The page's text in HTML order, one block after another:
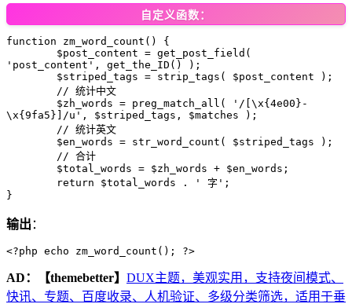
自定义函数：
function zm_word_count() {
'post_content', get_the_ID() );
\x{9fa5}]/u', $striped_tags, $matches );
}
输出 ：
<?php echo zm_word_count(); ?>
AD： 【themebetter】 DUX主题，美观实用，支持夜间模式、
快讯、专题、百度收录、人机验证、多级分类筛选，适用于垂